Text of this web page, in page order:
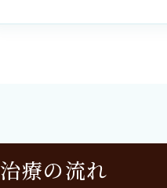
治療の流れ